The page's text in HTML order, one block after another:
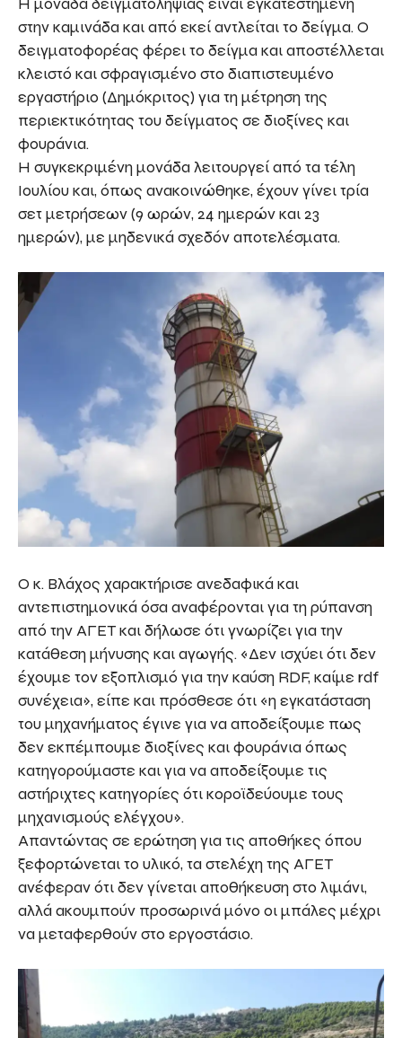
στην καμινάδα και από εκεί αντλείται το δείγμα. Ο
δειγματοφορέας φέρει το δείγμα και αποστέλλεται
κλειστό και σφραγισμένο στο διαπιστευμένο
εργαστήριο (Δημόκριτος) για τη μέτρηση της
περιεκτικότητας του δείγματος σε διοξίνες και
φουράνια.
Η συγκεκριμένη μονάδα λειτουργεί από τα τέλη
Ιουλίου και, όπως ανακοινώθηκε, έχουν γίνει τρία
σετ μετρήσεων (9 ωρών, 24 ημερών και 23
ημερών), με μηδενικά σχεδόν αποτελέσματα.
Ο κ. Βλάχος χαρακτήρισε ανεδαφικά και
αντεπιστημονικά όσα αναφέρονται για τη ρύπανση
από την ΑΓΕΤ και δήλωσε ότι γνωρίζει για την
κατάθεση μήνυσης και αγωγής. «Δεν ισχύει ότι δεν
έχουμε τον εξοπλισμό για την καύση RDF, καίμε rdf
συνέχεια», είπε και πρόσθεσε ότι «η εγκατάσταση
του μηχανήματος έγινε για να αποδείξουμε πως
δεν εκπέμπουμε διοξίνες και φουράνια όπως
κατηγορούμαστε και για να αποδείξουμε τις
αστήριχτες κατηγορίες ότι κοροϊδεύουμε τους
μηχανισμούς ελέγχου».
Απαντώντας σε ερώτηση για τις αποθήκες όπου
ξεφορτώνεται το υλικό, τα στελέχη της ΑΓΕΤ
ανέφεραν ότι δεν γίνεται αποθήκευση στο λιμάνι,
αλλά ακουμπούν προσωρινά μόνο οι μπάλες μέχρι
να μεταφερθούν στο εργοστάσιο.